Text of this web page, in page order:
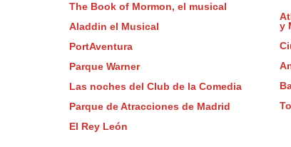
The Book of Mormon, el musical
Aladdin el Musical
PortAventura
Parque Warner
Las noches del Club de la Comedia
Parque de Atracciones de Madrid
El Rey León
y